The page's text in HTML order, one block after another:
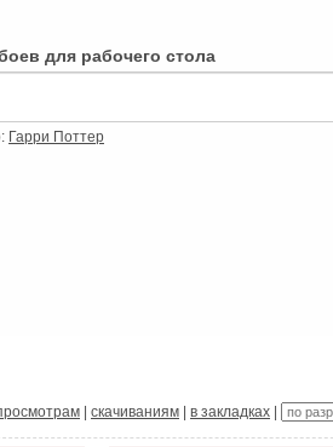
для рабочего стола
Гарри Поттер
скачиваниям в закладках